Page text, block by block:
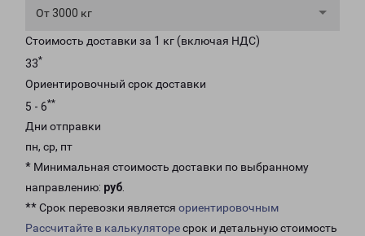
От 3000 кг
Стоимость доставки за 1 кг (включая НДС)
33*
Ориентировочный срок доставки
5 - 6**
Дни отправки
пн, ср, пт
* Минимальная стоимость доставки по выбранному
направлению: руб.
** Срок перевозки является ориентировочным
Рассчитайте в калькуляторесрок и детальную стоимость